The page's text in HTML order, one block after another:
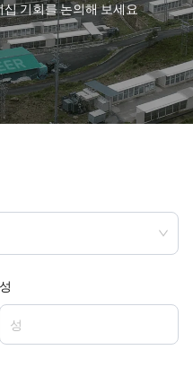
십 기회를 논의해 보세요
성